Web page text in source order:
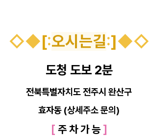
◇◆[:오시는길:]◆◇
도청 도보 2분
전북특별자치도 전주시 완산구
효자동 (상세주소 문의)
[ 주 차 가 능 ]